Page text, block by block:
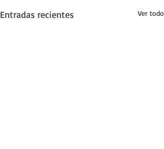
Entradas recientes Ver todo